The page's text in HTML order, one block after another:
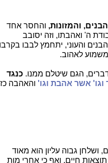
והמזונות, והחסר אחד
ה' ואהבתו, וזה יסובב
והעוני, יתחמץ לבבו
משמוע לאהוב.
הגם שיטלם ממנו. כנגד
וגו' אשר אהבת וגו' והאהבה
גבוה עליון הוא מאוד
חיים, ואף כי אחרי מות